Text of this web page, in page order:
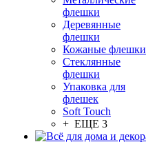
флешки
Деревянные
флешки
Кожаные флешки
Стеклянные
флешки
Упаковка для
флешек
Soft Touch
+ ЕЩЕ 3